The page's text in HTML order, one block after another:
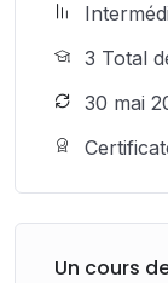
3 Total
30 mai
Un cours